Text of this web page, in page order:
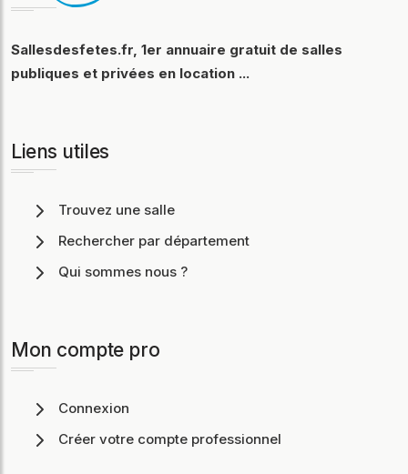
Sallesdesfetes.fr, 1er annuaire gratuit de salles
publiques et privées en location ...
Liens utiles
Trouvez une salle
Rechercher par département
Qui sommes nous ?
Mon compte pro
Connexion
Créer votre compte professionnel